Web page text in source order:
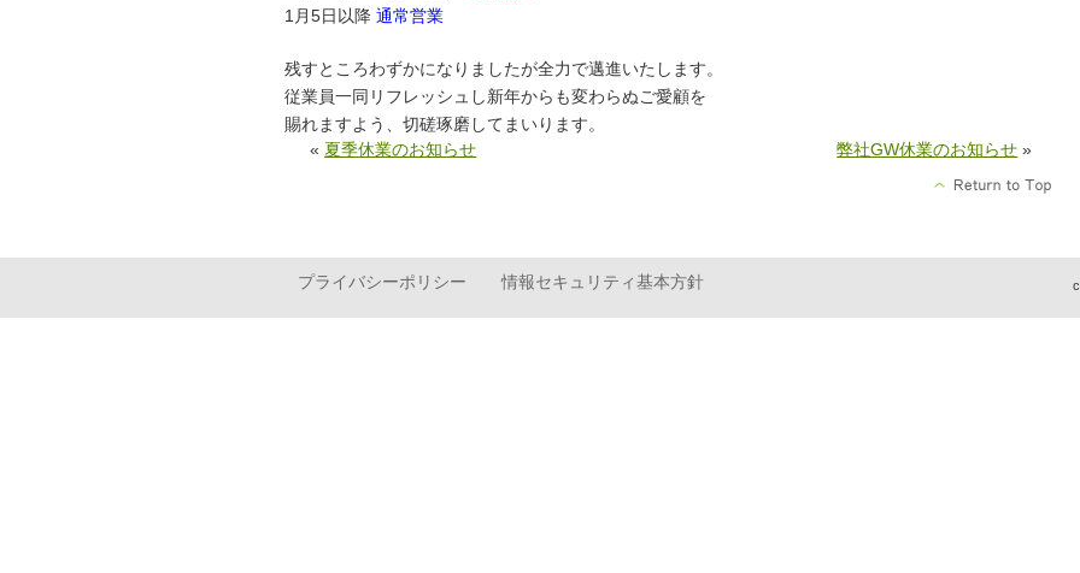
1月5日以降通常営業
残すところわずかになりましたが全力で邁進いたします。
従業員一同リフレッシュし新年からも変わらぬご愛顧を
賜れますよう、切磋琢磨してまいります。
« 夏季休業のお知らせ 弊社GW休業のお知らせ »
プライバシーポリシー 情報セキュリティ基本方針